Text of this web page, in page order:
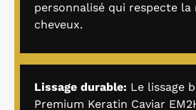
personnalisé qui respecte la
cheveux.
Lissage durable: Le lissage
Premium Keratin Caviar